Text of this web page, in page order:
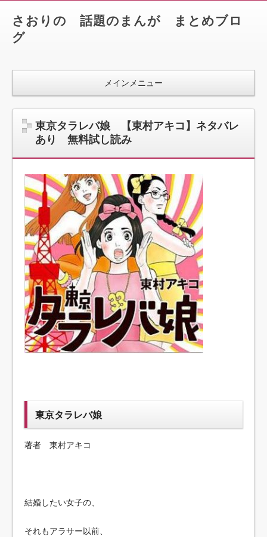
さおりの 話題のまんが まとめブロ
グ
メインメニュー
東京タラレバ娘 【東村アキコ】ネタバレ
あり 無料試し読み
東京タラレバ娘
著者 東村アキコ
結婚したい女子の、
それもアラサー以前、